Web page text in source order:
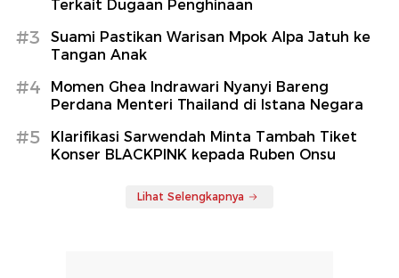
Terkait Dugaan Penghinaan
#3
Suami Pastikan Warisan Mpok Alpa Jatuh ke
Tangan Anak
#4
Momen Ghea Indrawari Nyanyi Bareng
Perdana Menteri Thailand di Istana Negara
#5
Klarifikasi Sarwendah Minta Tambah Tiket
Konser BLACKPINK kepada Ruben Onsu
Lihat Selengkapnya